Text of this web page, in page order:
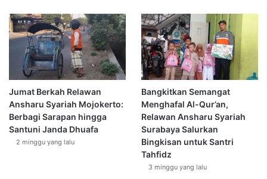
Jumat Berkah Relawan
Ansharu Syariah Mojokerto:
Berbagi Sarapan hingga
Santuni Janda Dhuafa
2 minggu yang lalu
Bangkitkan Semangat
Menghafal Al-Qur’an,
Relawan Ansharu Syariah
Surabaya Salurkan
Bingkisan untuk Santri
Tahfidz
3 minggu yang lalu